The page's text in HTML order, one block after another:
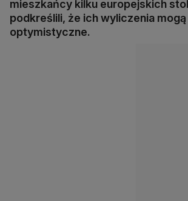
mieszkańcy kilku europejskich
podkreślili, że ich wyliczenia
optymistyczne.